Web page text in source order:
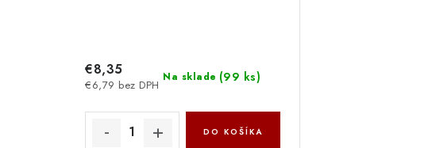
Na sklade (99 ks)
€6,79 bez DPH
€8,35
DO KOŠÍKA